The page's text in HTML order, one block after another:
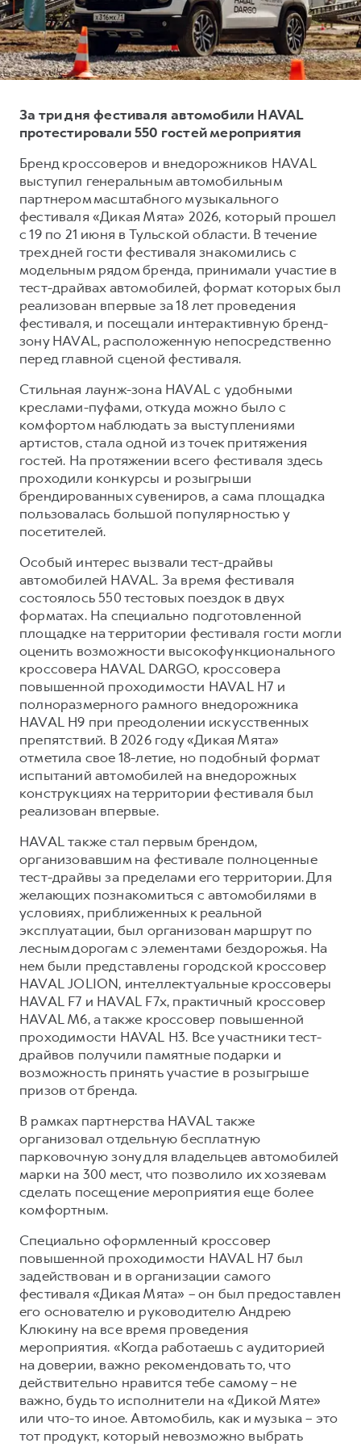
DARGO
от 3 199 000 ₽
DARGO X
от 3 499 000 ₽
от 2 899 000 ₽ от 3 599 000 ₽
POER
от 3 449 000 ₽
Тест-драйв
Трейд-ин
Кредитный калькулятор
Страхование
Кредит
КОРПОРАТИВНЫМ КЛИЕНТАМ
Для малого бизнеса
Корпоративным клиентам
Крупным корпоративным клиентам
Система управления автопарком
Сервис для корпоративных клиентов
HAVAL Лизинг
АКСЕССУАРЫ HAVAL
Автомобильные аксессуары
Коллекция CITY
Коллекция Базовая
СЕРВИСНОЕ ОБСЛУЖИВАНИЕ
Нулевое ТО
Программа «Помощь на дороге»
Электронный ПТС
ПОДДЕРЖКА
GWM Безопасность
Гарантия HAVAL
Мобильное приложение GWM
Программа «HAVAL Защита+»
Руководства по эксплуатации
Подписки
АКСЕССУАРЫ HAVAL
Автомобильные аксессуары
Коллекция CITY
Коллекция Базовая
Коллекция Детская
О дилере
Наша команда
Контакты
За три дня фестиваля автомобили HAVAL
протестировали 550 гостей мероприятия
Бренд кроссоверов и внедорожников HAVAL
выступил генеральным автомобильным
партнером масштабного музыкального
фестиваля «Дикая Мята» 2026, который прошел
с 19 по 21 июня в Тульской области. В течение
трех дней гости фестиваля знакомились с
модельным рядом бренда, принимали участие в
тест-драйвах автомобилей, формат которых был
реализован впервые за 18 лет проведения
фестиваля, и посещали интерактивную бренд-
зону HAVAL, расположенную непосредственно
перед главной сценой фестиваля.
Cтильная лаунж-зона HAVAL с удобными
креслами-пуфами, откуда можно было с
комфортом наблюдать за выступлениями
артистов, стала одной из точек притяжения
гостей. На протяжении всего фестиваля здесь
проходили конкурсы и розыгрыши
брендированных сувениров, а сама площадка
пользовалась большой популярностью у
посетителей.
Особый интерес вызвали тест-драйвы
автомобилей HAVAL. За время фестиваля
состоялось 550 тестовых поездок в двух
форматах. На специально подготовленной
площадке на территории фестиваля гости могли
оценить возможности высокофункционального
кроссовера HAVAL DARGO, кроссовера
повышенной проходимости HAVAL H7 и
полноразмерного рамного внедорожника
HAVAL H9 при преодолении искусственных
препятствий. В 2026 году «Дикая Мята»
отметила свое 18-летие, но подобный формат
испытаний автомобилей на внедорожных
конструкциях на территории фестиваля был
реализован впервые.
HAVAL также стал первым брендом,
организовавшим на фестивале полноценные
тест-драйвы за пределами его территории. Для
желающих познакомиться с автомобилями в
условиях, приближенных к реальной
эксплуатации, был организован маршрут по
лесным дорогам с элементами бездорожья. На
нем были представлены городской кроссовер
HAVAL JOLION, интеллектуальные кроссоверы
HAVAL F7 и HAVAL F7x, практичный кроссовер
HAVAL M6, а также кроссовер повышенной
проходимости HAVAL H3. Все участники тест-
драйвов получили памятные подарки и
возможность принять участие в розыгрыше
призов от бренда.
В рамках партнерства HAVAL также
организовал отдельную бесплатную
парковочную зону для владельцев автомобилей
марки на 300 мест, что позволило их хозяевам
сделать посещение мероприятия еще более
комфортным.
Специально оформленный кроссовер
повышенной проходимости HAVAL H7 был
задействован и в организации самого
фестиваля «Дикая Мята» – он был предоставлен
его основателю и руководителю Андрею
Клюкину на все время проведения
мероприятия. «Когда работаешь с аудиторией
на доверии, важно рекомендовать то, что
действительно нравится тебе самому – не
важно, будь то исполнители на «Дикой Мяте»
или что-то иное. Автомобиль, как и музыка – это
тот продукт, который невозможно выбрать